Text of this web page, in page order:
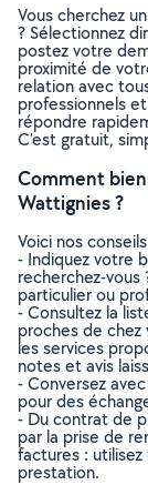
Vous cherchez
? Sélectionnez
postez votre
proximité de
relation avec
professionnels
répondre
C’est gratuit,
Comment
Wattignies ?
Voici nos
- Indiquez votre
recherchez-
particulier ou
- Consultez la
proches de chez
les services
notes et avis
- Conversez
pour des
- Du contrat de
par la prise de
factures :
prestation.